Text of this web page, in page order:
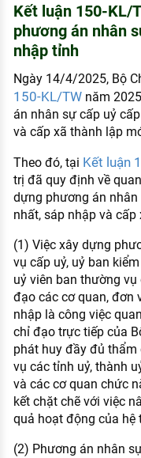
Chính sách lao
KHÁM PHÁ NGHỀ
Tử vi nghề nghiệp
Kỹ năng nghề nghiệp
HƯỚNG NGHIỆP VIỆC
Xu hướng việc làm
XÂY DỰNG VÀ PHÁT
TUYỂN DỤNG VIỆC
Kết luận 150-KL/
phương án nhân
nhập tỉnh
Ngày 14/4/2025, Bộ
150-KL/TWnăm
án nhân sự cấp uỷ
và cấp xã thành lập
Theo đó, tại Kết luận
trị đã quy định về
dựng phương án
nhất, sáp nhập và
(1) Việc xây dựng
vụ cấp uỷ, uỷ ban
uỷ viên ban thường
đạo các cơ quan, đơn
nhập là công việc
chỉ đạo trực tiếp của
phát huy đầy đủ thẩm
vụ các tỉnh uỷ, thành
và các cơ quan chức
kết chặt chẽ với việc
quả hoạt động của hệ
(2) Phương án nhân